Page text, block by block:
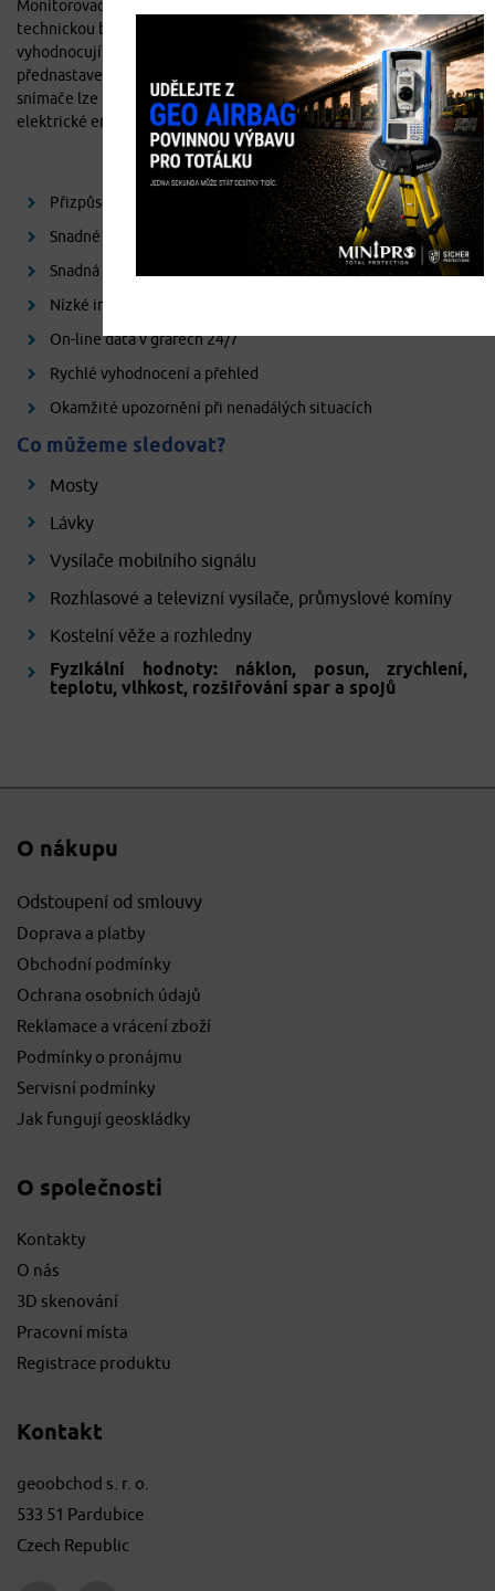
Monitorovací systém Statotest pomocí čidla nepřetržitě hlídá
technickou bezpečnost staveb. Data se odesílají pravidelně a
vyhodnocují v reálném čase, upozornění přichází dle
přednastavených limitů a na vybrané kanály (SMS, email). Naše
snímače lze připevnit téměř kdekoliv a nejsou závislé na přívodu
elektrické energie.
Přizpůsobení dle potřeb jednotlivých aplikací
Snadné úprava / rozšíření díky námi vyvinutými snímači
Snadná montáž
Nízké instalační a provozní náklady
On-line data v grafech 24/7
Rychlé vyhodnocení a přehled
Okamžité upozornění při nenadálých situacích
Co můžeme sledovat?
Mosty
Lávky
Vysílače mobilního signálu
Rozhlasové a televizní vysílače, průmyslové komíny
Kostelní věže a rozhledny
Fyzikální hodnoty: náklon, posun, zrychlení,
teplotu, vlhkost, rozšiřování spar a spojů
O nákupu
Odstoupení od smlouvy
Doprava a platby
Obchodní podmínky
Ochrana osobních údajů
Reklamace a vrácení zboží
Podmínky o pronájmu
Servisní podmínky
Jak fungují geoskládky
O společnosti
Kontakty
O nás
3D skenování
Pracovní místa
Registrace produktu
Kontakt
geoobchod s. r. o.
533 51 Pardubice
Czech Republic